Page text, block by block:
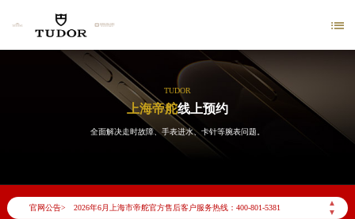

TUDOR
上海帝舵线上预约
全面解决走时故障、手表进水、卡针等腕表问题。
官网公告>
▲
▼